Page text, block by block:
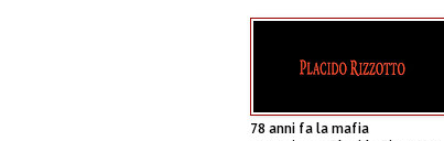
78 anni fa la mafia